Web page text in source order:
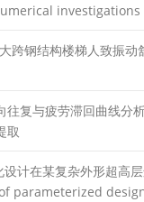
investigations
跨钢结构楼梯人致振动
往复与疲劳滞回曲线
取
计在某复杂外形超高
parameterized